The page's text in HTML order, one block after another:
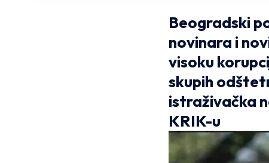
Beogradski
novinara i
visoku
skupih
istraživačka
KRIK-u